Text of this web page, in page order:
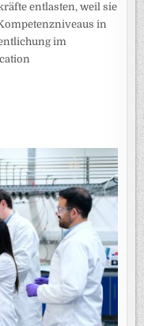
entlasten, weil sie
in
im